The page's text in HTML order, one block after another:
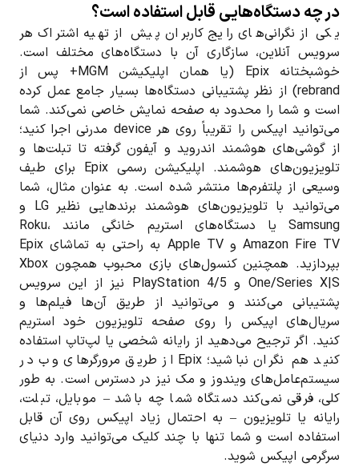
در چه دستگاه‌هایی قابل استفاده است؟
یکی از نگرانی‌های رایج کاربران پیش از تهیه اشتراک هر
سرویس آنلاین، سازگاری آن با دستگاه‌های مختلف است.
خوشبختانه Epix (یا همان اپلیکیشن MGM+ پس از
rebrand) از نظر پشتیبانی دستگاه‌ها بسیار جامع عمل کرده
است و شما را محدود به صفحه نمایش خاصی نمی‌کند. شما
می‌توانید اپیکس را تقریباً روی هر device مدرنی اجرا کنید؛
از گوشی‌های هوشمند اندروید و آیفون گرفته تا تبلت‌ها و
تلویزیون‌های هوشمند. اپلیکیشن رسمی Epix برای طیف
وسیعی از پلتفرم‌ها منتشر شده است. به عنوان مثال، شما
می‌توانید با تلویزیون‌های هوشمند برندهایی نظیر LG و
Samsung یا دستگاه‌های استریم خانگی مانند Roku،
Amazon Fire TV و Apple TV به راحتی به تماشای Epix
بپردازید. همچنین کنسول‌های بازی محبوب همچون Xbox
One/Series X|S و PlayStation 4/5 نیز از این سرویس
پشتیبانی می‌کنند و می‌توانید از طریق آن‌ها فیلم‌ها و
سریال‌های اپیکس را روی صفحه تلویزیون خود استریم
کنید. اگر ترجیح می‌دهید از رایانه شخصی یا لپ‌تاپ استفاده
کنید هم نگران نباشید؛ Epix از طریق مرورگرهای وب در
سیستم‌عامل‌های ویندوز و مک نیز در دسترس است. به طور
کلی، فرقی نمی‌کند دستگاه شما چه باشد – موبایل، تبلت،
رایانه یا تلویزیون – به احتمال زیاد اپیکس روی آن قابل
استفاده است و شما تنها با چند کلیک می‌توانید وارد دنیای
سرگرمی اپیکس شوید.